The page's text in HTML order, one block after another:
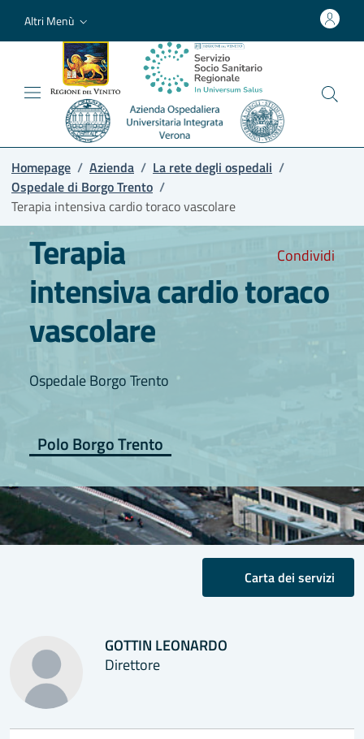
Altri Menù
Homepage / Azienda / La rete degli ospedali /
Ospedale di Borgo Trento /
Terapia intensiva cardio toraco vascolare
Condividi
Terapia
intensiva cardio toraco
vascolare
Ospedale Borgo Trento
Polo Borgo Trento
Carta dei servizi
GOTTIN LEONARDO
Direttore